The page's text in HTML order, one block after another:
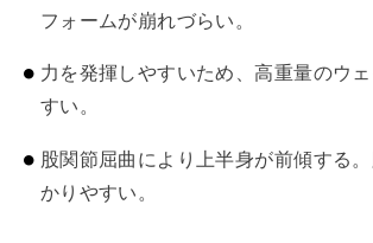
フォームが崩れづらい。
力を発揮しやすいため、高重量のウ
すい。
股関節屈曲により上半身が前傾する
かりやすい。